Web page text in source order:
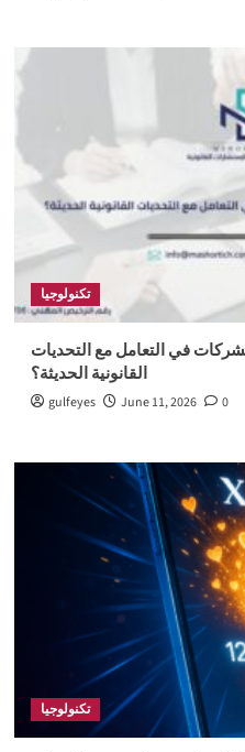
تكنولوجيا
في التعامل مع التحديات
القانونية الحديثة؟
gulfeyes June 11, 2026 0
تكنولوجيا